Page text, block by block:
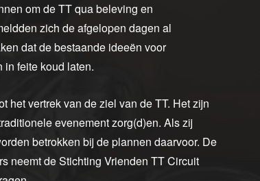
om de TT qua beleving en
zich de afgelopen dagen al
dat de bestaande ideeën voor
feite koud laten.
het vertrek van de ziel van de TT. Het zijn
evenement zorg(d)en. Als zij
betrokken bij de plannen daarvoor. De
neemt de Stichting Vrienden TT Circuit